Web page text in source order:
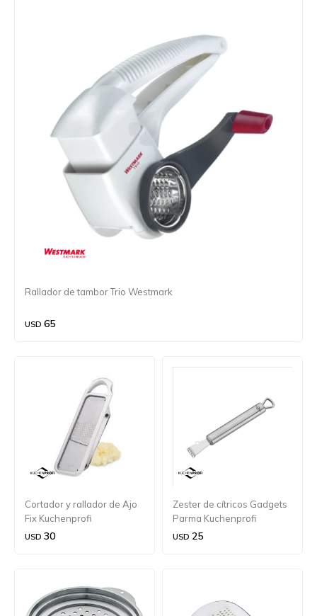
Rallador de tambor Trio Westmark
USD 65
Cortador y rallador de Ajo
Fix Kuchenprofi
USD 30
Zester de cítricos Gadgets
Parma Kuchenprofi
USD 25